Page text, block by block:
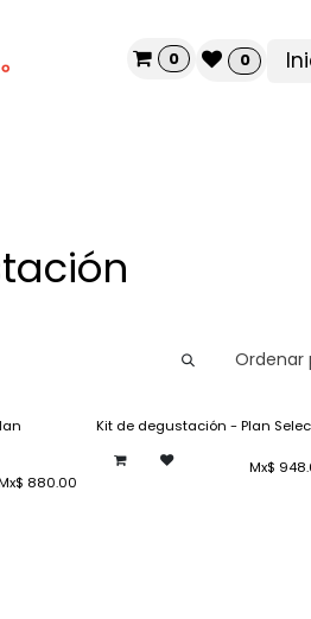
0 0
Ordenar
880.00
Kit de degustación - Plan
Mx$